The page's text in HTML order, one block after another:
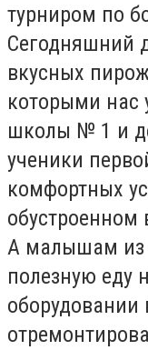
турниром по
Сегодняшний
вкусных
которыми нас
школы № 1 и
ученики
комфортных
обустроенном
А малышам из
полезную еду
оборудовании